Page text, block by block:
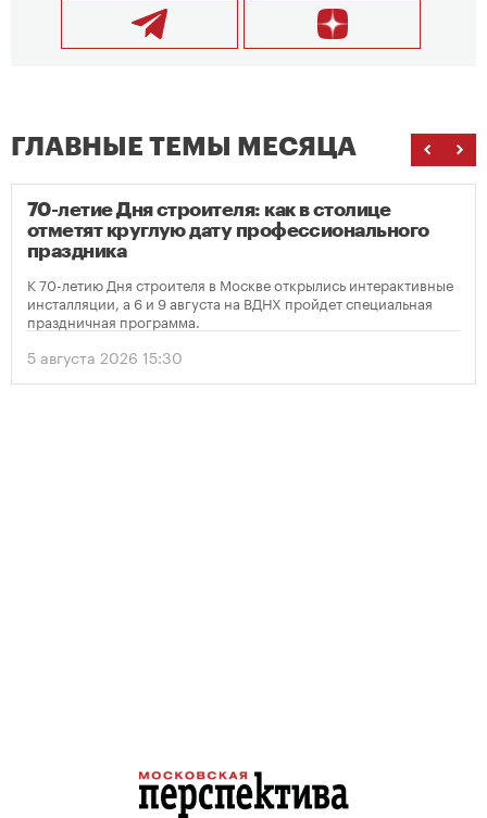
ГЛАВНЫЕ ТЕМЫ МЕСЯЦА
70-летие Дня строителя: как в столице
отметят круглую дату профессионального
праздника
К 70-летию Дня строителя в Москве открылись интерактивные
инсталляции, а 6 и 9 августа на ВДНХ пройдет специальная
праздничная программа.
5 августа 2026 15:30